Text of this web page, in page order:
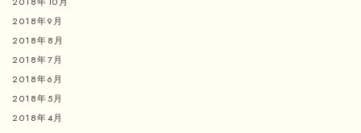
2018年9月
2018年8月
2018年7月
2018年6月
2018年5月
2018年4月